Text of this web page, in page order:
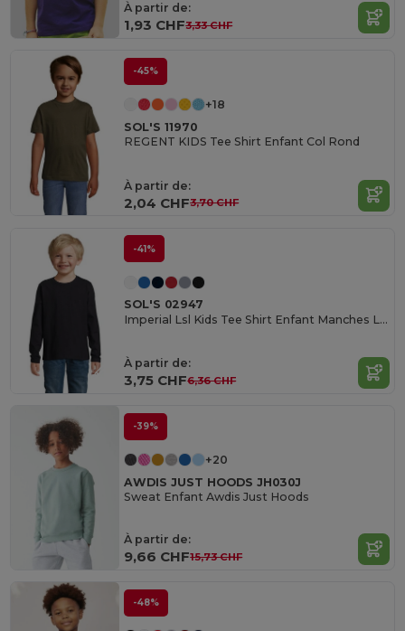
À partir de:
1,93 CHF3,33 CHF
-45%
+18
SOL'S 11970
REGENT KIDS Tee Shirt Enfant Col Rond
À partir de:
2,04 CHF3,70 CHF
-41%
SOL'S 02947
Imperial Lsl Kids Tee Shirt Enfant Manches Longues
À partir de:
3,75 CHF6,36 CHF
-39%
+20
AWDIS JUST HOODS JH030J
Sweat Enfant Awdis Just Hoods
À partir de:
9,66 CHF15,73 CHF
-48%